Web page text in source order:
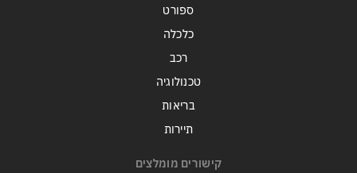
ספורט
כלכלה
רכב
טכנולוגיה
בריאות
תיירות
קישורים מומלצים